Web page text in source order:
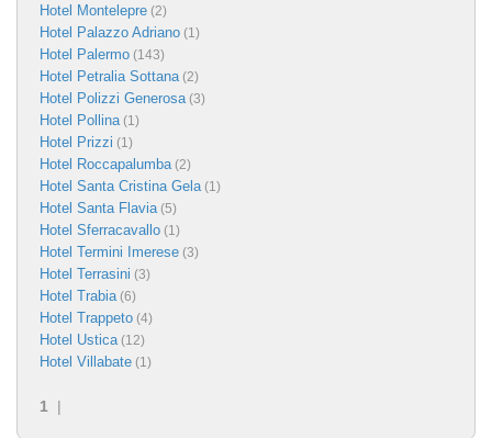
Hotel Montelepre (2)
Hotel Palazzo Adriano (1)
Hotel Palermo (143)
Hotel Petralia Sottana(2)
Hotel Polizzi Generosa(3)
Hotel Pollina(1)
Hotel Prizzi (1)
Hotel Roccapalumba(2)
Hotel Santa Cristina Gela(1)
Hotel Santa Flavia(5)
Hotel Sferracavallo (1)
Hotel Termini Imerese (3)
Hotel Terrasini (3)
Hotel Trabia(6)
Hotel Trappeto (4)
Hotel Ustica(12)
Hotel Villabate (1)
1 |